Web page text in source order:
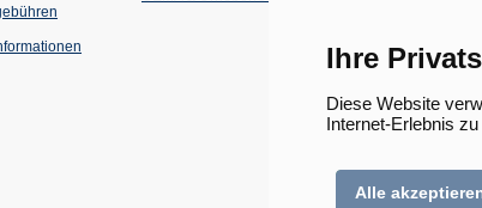
Ihre
Diese Website
Internet-Erlebnis
Alle